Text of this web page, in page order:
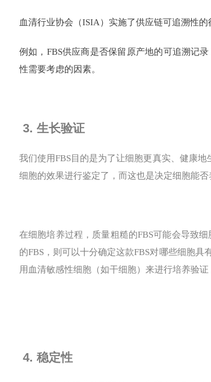
血清行业协会（ISIA）实施了供应链可追溯性的
例如，FBS供应商是否保留原产地的可追溯记
性需要考虑的因素。
3. 生长验证
我们使用FBS目的是为了让细胞更真实、健康
细胞的效果进行鉴定了，而这也是决定细胞能否
在细胞培养过程，质量粗糙的FBS可能会导致
的FBS，则可以十分确定这款FBS对哪些细胞
用血清敏感性细胞（如干细胞）来进行培养验
4. 稳定性